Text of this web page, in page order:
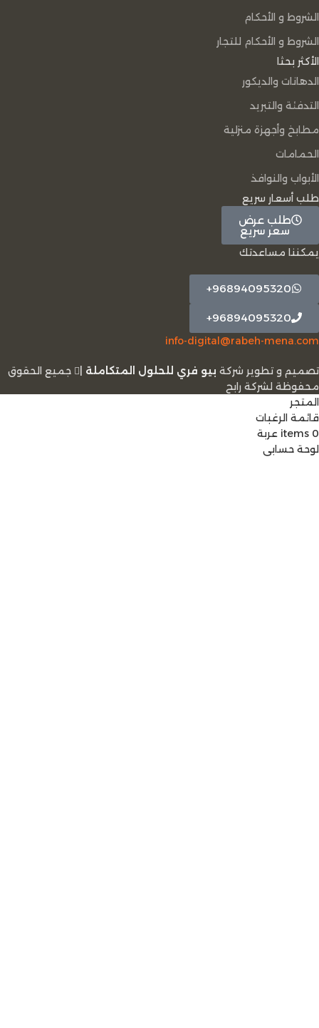
الشروط و الأحكام
الشروط و الأحكام للتجار
الأكثر بحثا
الدهانات والديكور
التدفئة والتبريد
مطابخ وأجهزة منزلية
الحمامات
الأبواب والنوافذ
طلب أسعار سريع
طلب عرض
سعر سريع
يمكننا مساعدتك
96894095320+
96894095320+
info-digital@rabeh-mena.com
تصميم و تطوير شركة بيو فري للحلول المتكاملة
ﺟﻤﻴﻊ اﻟﺤﻘﻮق
ﻣﺤﻔﻮﻇﺔ لشرﻛﺔ رابح
المتجر
قائمة الرغبات
0
items عربة
لوحة حسابي